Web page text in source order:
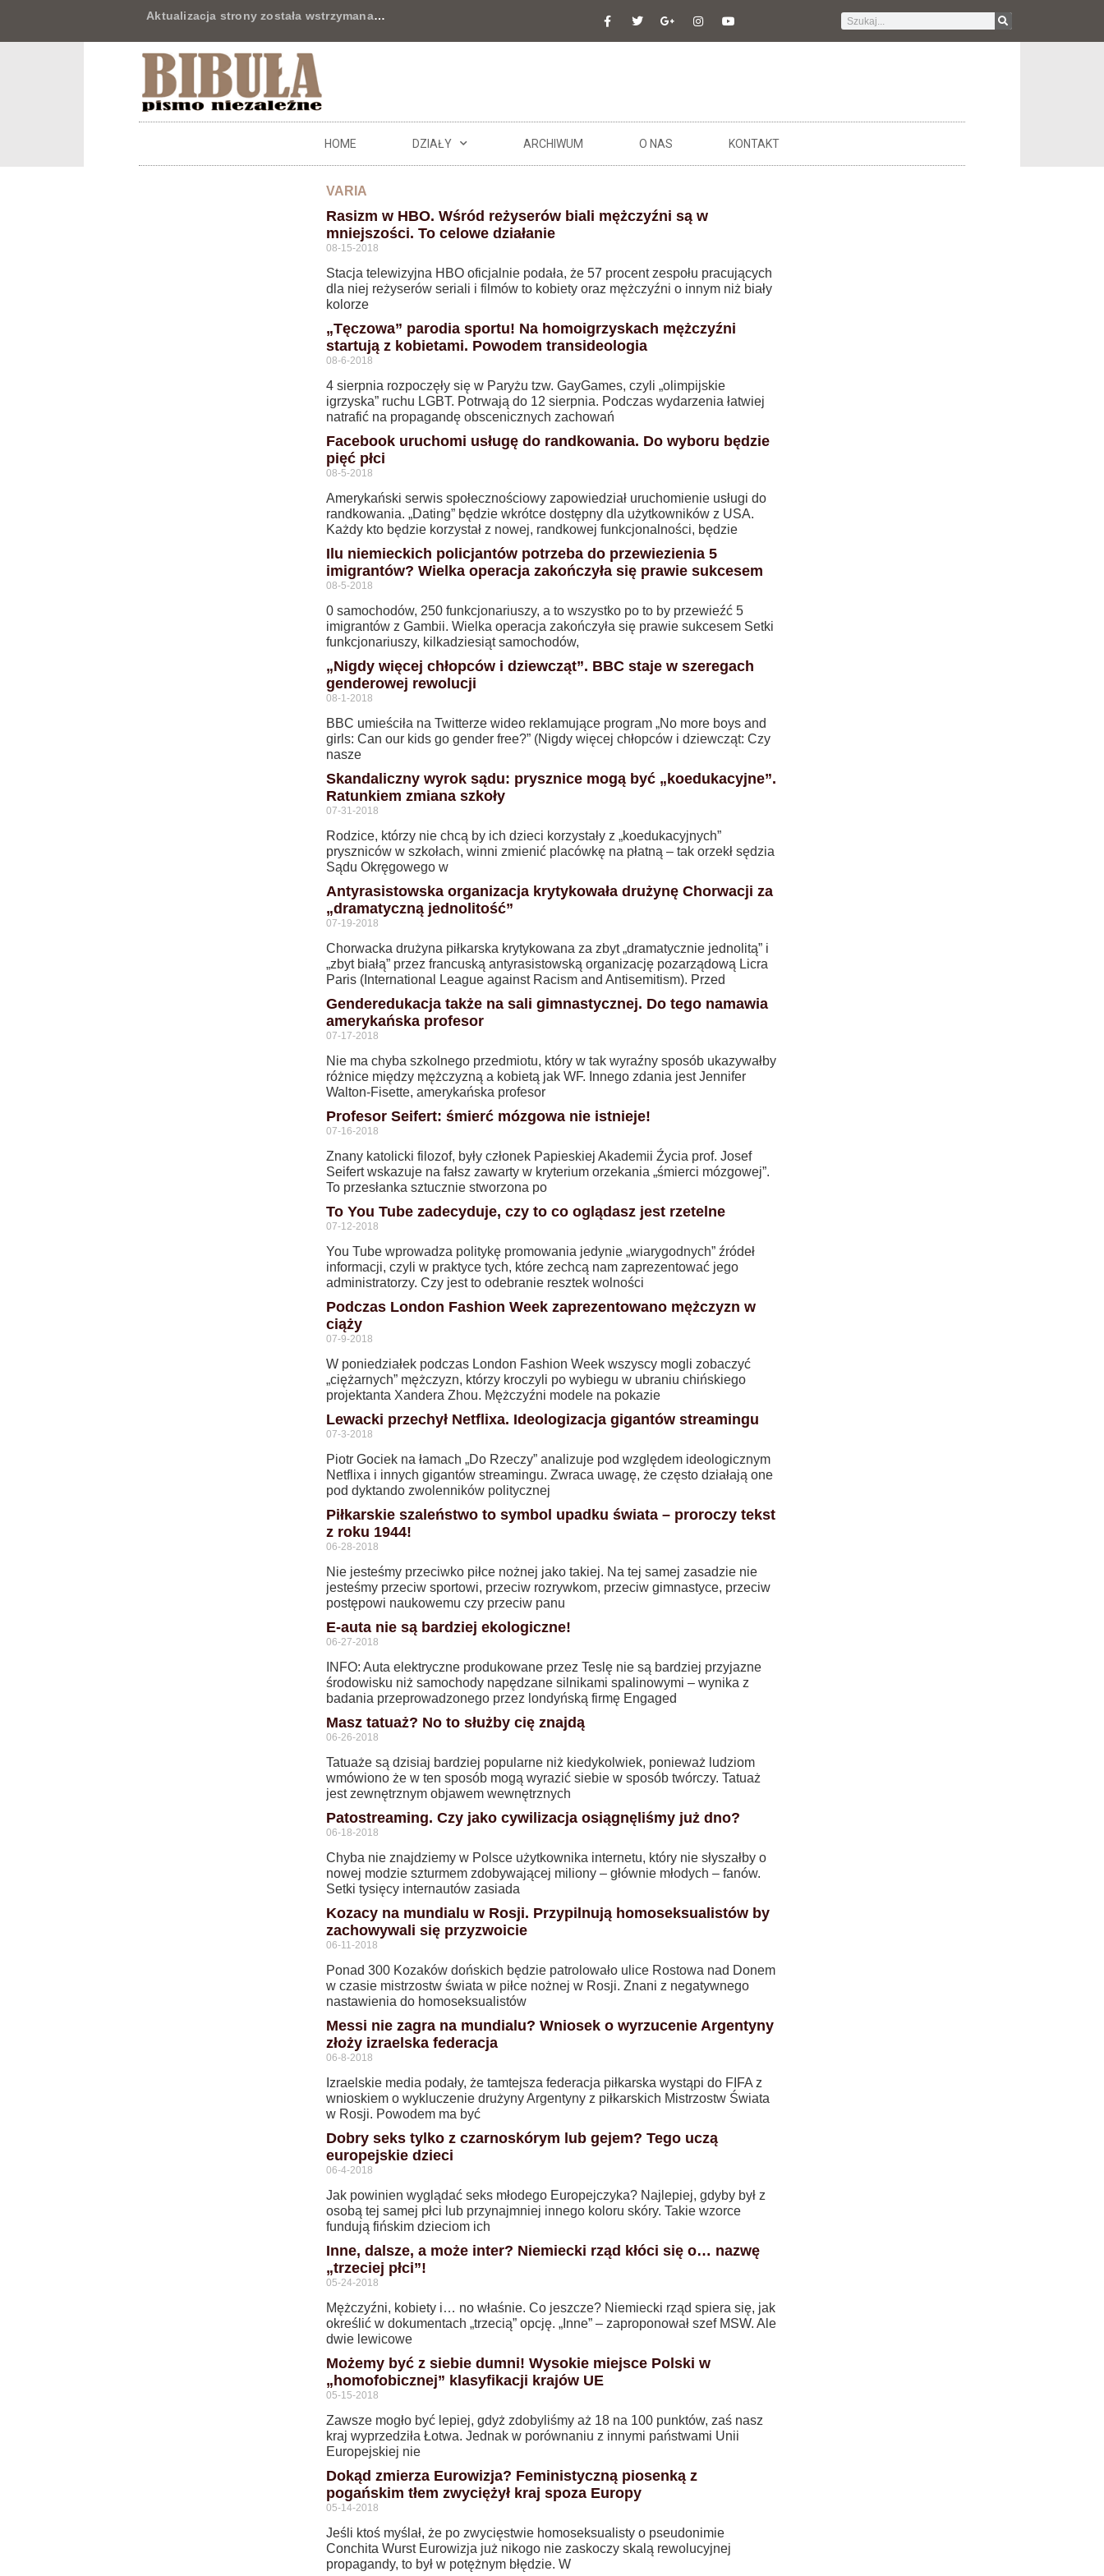
Aktualizacja strony została wstrzymana…
HOME DZIAŁY ARCHIWUM O NAS KONTAKT
VARIA
Rasizm w HBO. Wśród reżyserów biali mężczyźni są w
mniejszości. To celowe działanie
08-15-2018
Stacja telewizyjna HBO oficjalnie podała, że 57 procent zespołu pracujących
dla niej reżyserów seriali i filmów to kobiety oraz mężczyźni o innym niż biały
kolorze
„Tęczowa” parodia sportu! Na homoigrzyskach mężczyźni
startują z kobietami. Powodem transideologia
08-6-2018
4 sierpnia rozpoczęły się w Paryżu tzw. GayGames, czyli „olimpijskie
igrzyska” ruchu LGBT. Potrwają do 12 sierpnia. Podczas wydarzenia łatwiej
natrafić na propagandę obscenicznych zachowań
Facebook uruchomi usługę do randkowania. Do wyboru będzie
pięć płci
08-5-2018
Amerykański serwis społecznościowy zapowiedział uruchomienie usługi do
randkowania. „Dating” będzie wkrótce dostępny dla użytkowników z USA.
Każdy kto będzie korzystał z nowej, randkowej funkcjonalności, będzie
Ilu niemieckich policjantów potrzeba do przewiezienia 5
imigrantów? Wielka operacja zakończyła się prawie sukcesem
08-5-2018
0 samochodów, 250 funkcjonariuszy, a to wszystko po to by przewieźć 5
imigrantów z Gambii. Wielka operacja zakończyła się prawie sukcesem Setki
funkcjonariuszy, kilkadziesiąt samochodów,
„Nigdy więcej chłopców i dziewcząt”. BBC staje w szeregach
genderowej rewolucji
08-1-2018
BBC umieściła na Twitterze wideo reklamujące program „No more boys and
girls: Can our kids go gender free?” (Nigdy więcej chłopców i dziewcząt: Czy
nasze
Skandaliczny wyrok sądu: prysznice mogą być „koedukacyjne”.
Ratunkiem zmiana szkoły
07-31-2018
Rodzice, którzy nie chcą by ich dzieci korzystały z „koedukacyjnych”
pryszniców w szkołach, winni zmienić placówkę na płatną – tak orzekł sędzia
Sądu Okręgowego w
Antyrasistowska organizacja krytykowała drużynę Chorwacji za
„dramatyczną jednolitość”
07-19-2018
Chorwacka drużyna piłkarska krytykowana za zbyt „dramatycznie jednolitą” i
„zbyt białą” przez francuską antyrasistowską organizację pozarządową Licra
Paris (International League against Racism and Antisemitism). Przed
Genderedukacja także na sali gimnastycznej. Do tego namawia
amerykańska profesor
07-17-2018
Nie ma chyba szkolnego przedmiotu, który w tak wyraźny sposób ukazywałby
różnice między mężczyzną a kobietą jak WF. Innego zdania jest Jennifer
Walton-Fisette, amerykańska profesor
Profesor Seifert: śmierć mózgowa nie istnieje!
07-16-2018
Znany katolicki filozof, były członek Papieskiej Akademii Źycia prof. Josef
Seifert wskazuje na fałsz zawarty w kryterium orzekania „śmierci mózgowej”.
To przesłanka sztucznie stworzona po
To You Tube zadecyduje, czy to co oglądasz jest rzetelne
07-12-2018
You Tube wprowadza politykę promowania jedynie „wiarygodnych” źródeł
informacji, czyli w praktyce tych, które zechcą nam zaprezentować jego
administratorzy. Czy jest to odebranie resztek wolności
Podczas London Fashion Week zaprezentowano mężczyzn w
ciąży
07-9-2018
W poniedziałek podczas London Fashion Week wszyscy mogli zobaczyć
„ciężarnych” mężczyzn, którzy kroczyli po wybiegu w ubraniu chińskiego
projektanta Xandera Zhou. Mężczyźni modele na pokazie
Lewacki przechył Netflixa. Ideologizacja gigantów streamingu
07-3-2018
Piotr Gociek na łamach „Do Rzeczy” analizuje pod względem ideologicznym
Netflixa i innych gigantów streamingu. Zwraca uwagę, że często działają one
pod dyktando zwolenników politycznej
Piłkarskie szaleństwo to symbol upadku świata – proroczy tekst
z roku 1944!
06-28-2018
Nie jesteśmy przeciwko piłce nożnej jako takiej. Na tej samej zasadzie nie
jesteśmy przeciw sportowi, przeciw rozrywkom, przeciw gimnastyce, przeciw
postępowi naukowemu czy przeciw panu
E-auta nie są bardziej ekologiczne!
06-27-2018
INFO: Auta elektryczne produkowane przez Teslę nie są bardziej przyjazne
środowisku niż samochody napędzane silnikami spalinowymi – wynika z
badania przeprowadzonego przez londyńską firmę Engaged
Masz tatuaż? No to służby cię znajdą
06-26-2018
Tatuaże są dzisiaj bardziej popularne niż kiedykolwiek, ponieważ ludziom
wmówiono że w ten sposób mogą wyrazić siebie w sposób twórczy. Tatuaż
jest zewnętrznym objawem wewnętrznych
Patostreaming. Czy jako cywilizacja osiągnęliśmy już dno?
06-18-2018
Chyba nie znajdziemy w Polsce użytkownika internetu, który nie słyszałby o
nowej modzie szturmem zdobywającej miliony – głównie młodych – fanów.
Setki tysięcy internautów zasiada
Kozacy na mundialu w Rosji. Przypilnują homoseksualistów by
zachowywali się przyzwoicie
06-11-2018
Ponad 300 Kozaków dońskich będzie patrolowało ulice Rostowa nad Donem
w czasie mistrzostw świata w piłce nożnej w Rosji. Znani z negatywnego
nastawienia do homoseksualistów
Messi nie zagra na mundialu? Wniosek o wyrzucenie Argentyny
złoży izraelska federacja
06-8-2018
Izraelskie media podały, że tamtejsza federacja piłkarska wystąpi do FIFA z
wnioskiem o wykluczenie drużyny Argentyny z piłkarskich Mistrzostw Świata
w Rosji. Powodem ma być
Dobry seks tylko z czarnoskórym lub gejem? Tego uczą
europejskie dzieci
06-4-2018
Jak powinien wyglądać seks młodego Europejczyka? Najlepiej, gdyby był z
osobą tej samej płci lub przynajmniej innego koloru skóry. Takie wzorce
fundują fińskim dzieciom ich
Inne, dalsze, a może inter? Niemiecki rząd kłóci się o… nazwę
„trzeciej płci”!
05-24-2018
Mężczyźni, kobiety i… no właśnie. Co jeszcze? Niemiecki rząd spiera się, jak
określić w dokumentach „trzecią” opcję. „Inne” – zaproponował szef MSW. Ale
dwie lewicowe
Możemy być z siebie dumni! Wysokie miejsce Polski w
„homofobicznej” klasyfikacji krajów UE
05-15-2018
Zawsze mogło być lepiej, gdyż zdobyliśmy aż 18 na 100 punktów, zaś nasz
kraj wyprzedziła Łotwa. Jednak w porównaniu z innymi państwami Unii
Europejskiej nie
Dokąd zmierza Eurowizja? Feministyczną piosenką z
pogańskim tłem zwyciężył kraj spoza Europy
05-14-2018
Jeśli ktoś myślał, że po zwycięstwie homoseksualisty o pseudonimie
Conchita Wurst Eurowizja już nikogo nie zaskoczy skalą rewolucyjnej
propagandy, to był w potężnym błędzie. W